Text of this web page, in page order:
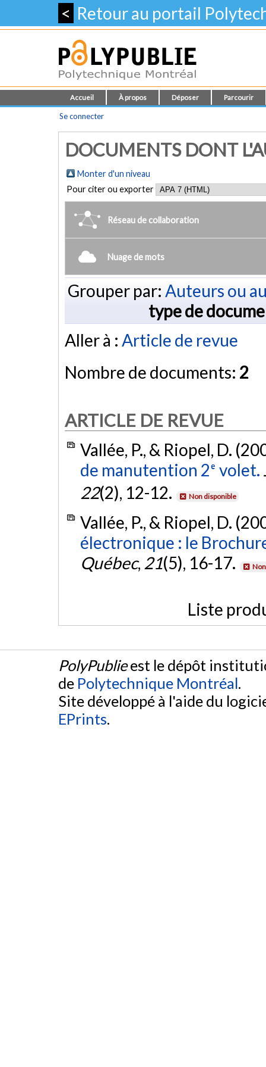
< Retour au portail
Accueil À propos Déposer Parcourir
Se connecter
DOCUMENTS DONT
Monter d'un niveau
Pour citer ou exporter
Réseau de collaboration
Nuage de mots
Grouper par: Auteurs ou
type de
Aller à : Article de revue
Nombre de documents: 2
ARTICLE DE REVUE
Vallée, P., & Riopel, D.
de manutention 2ᵉ volet.
22(2), 12-12. Non disponible
Vallée, P., & Riopel, D.
électronique : le
Québec, 21(5), 16-17.
Liste
PolyPublieest le dépôt
de Polytechnique Montréal.
Site développé à l'aide du
EPrints.